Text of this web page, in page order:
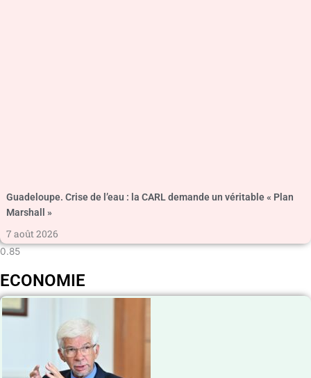
Guadeloupe. Crise de l’eau : la CARL demande un véritable « Plan
Marshall »
7 août 2026
ECONOMIE